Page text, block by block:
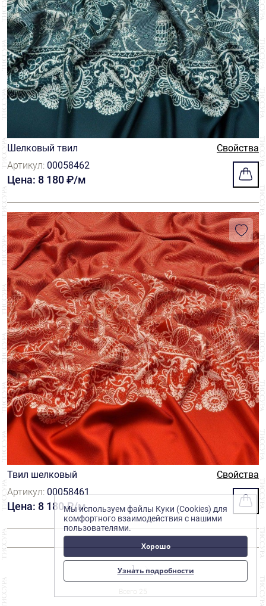
Шелковый твил
Свойства
Артикул: 00058462
Цена: 8 180 ₽/м
Твил шелковый
Свойства
Артикул: 00058461
Цена: 8 180 ₽/м
1
Всего 25
Мы используем файлы Куки (Cookies) для
комфортного взаимодействия с нашими
пользователями.
Хорошо
Узнать подробности